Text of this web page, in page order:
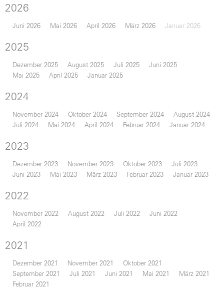
2026
Juni 2026 Mai 2026 April 2026 März 2026 Januar 2026
2025
Dezember 2025 August 2025 Juli 2025
Juni 2025
Mai 2025
April 2025 Januar 2025
2024
November 2024 Oktober 2024 September 2024
August 2024
Juli 2024
Mai 2024 April 2024 Februar 2024 Januar 2024
2023
Dezember 2023 November 2023 Oktober 2023
Juli 2023
Juni 2023
Mai 2023 März 2023 Februar 2023 Januar 2023
2022
November 2022 August 2022 Juli 2022
Juni 2022
April 2022
2021
Dezember 2021 November 2021
Oktober 2021
September 2021
Juli 2021 Juni 2021 Mai 2021
März 2021
Februar 2021